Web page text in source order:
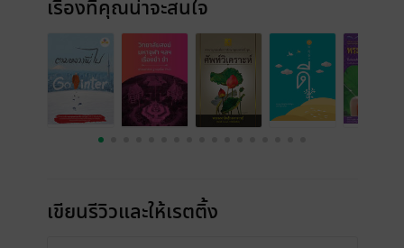
เรื่องที่คุณน่าจะสนใจ
เขียนรีวิวและให้เรตติ้ง